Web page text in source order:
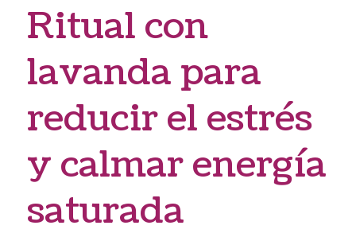
Ritual con
lavanda para
reducir el estrés
y calmar energía
saturada